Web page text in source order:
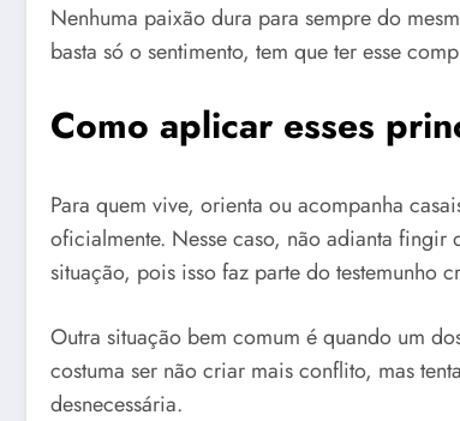
Nenhuma paixão dura para sempre do
basta só o sentimento, tem que ter esse
Como aplicar esses
Para quem vive, orienta ou acompanha
oficialmente. Nesse caso, não adianta
situação, pois isso faz parte do testemunho
Outra situação bem comum é quando um
costuma ser não criar mais conflito, mas
desnecessária.